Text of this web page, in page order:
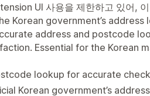
UI 사용을 제한하고 있어,
Korean government’s
address and postcode
Essential for the Korean
lookup for accurate
Korean government’s